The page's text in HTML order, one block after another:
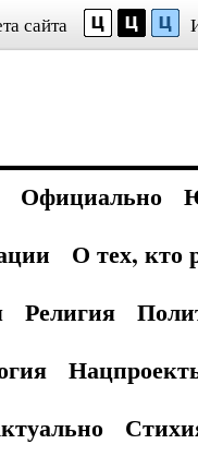
сайта
Официально
О тех, кто
Религия